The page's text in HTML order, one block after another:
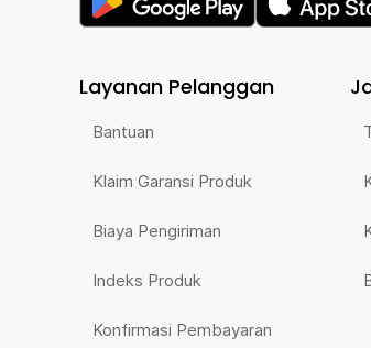
Layanan Pelanggan
Bantuan
Klaim Garansi Produk
Biaya Pengiriman
Indeks Produk
Konfirmasi Pembayaran